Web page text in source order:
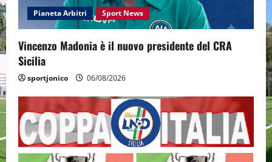
Pianeta Arbitri Sport News
Vincenzo Madonia è il nuovo presidente del CRA
Sicilia
sportjonico 06/08/2026